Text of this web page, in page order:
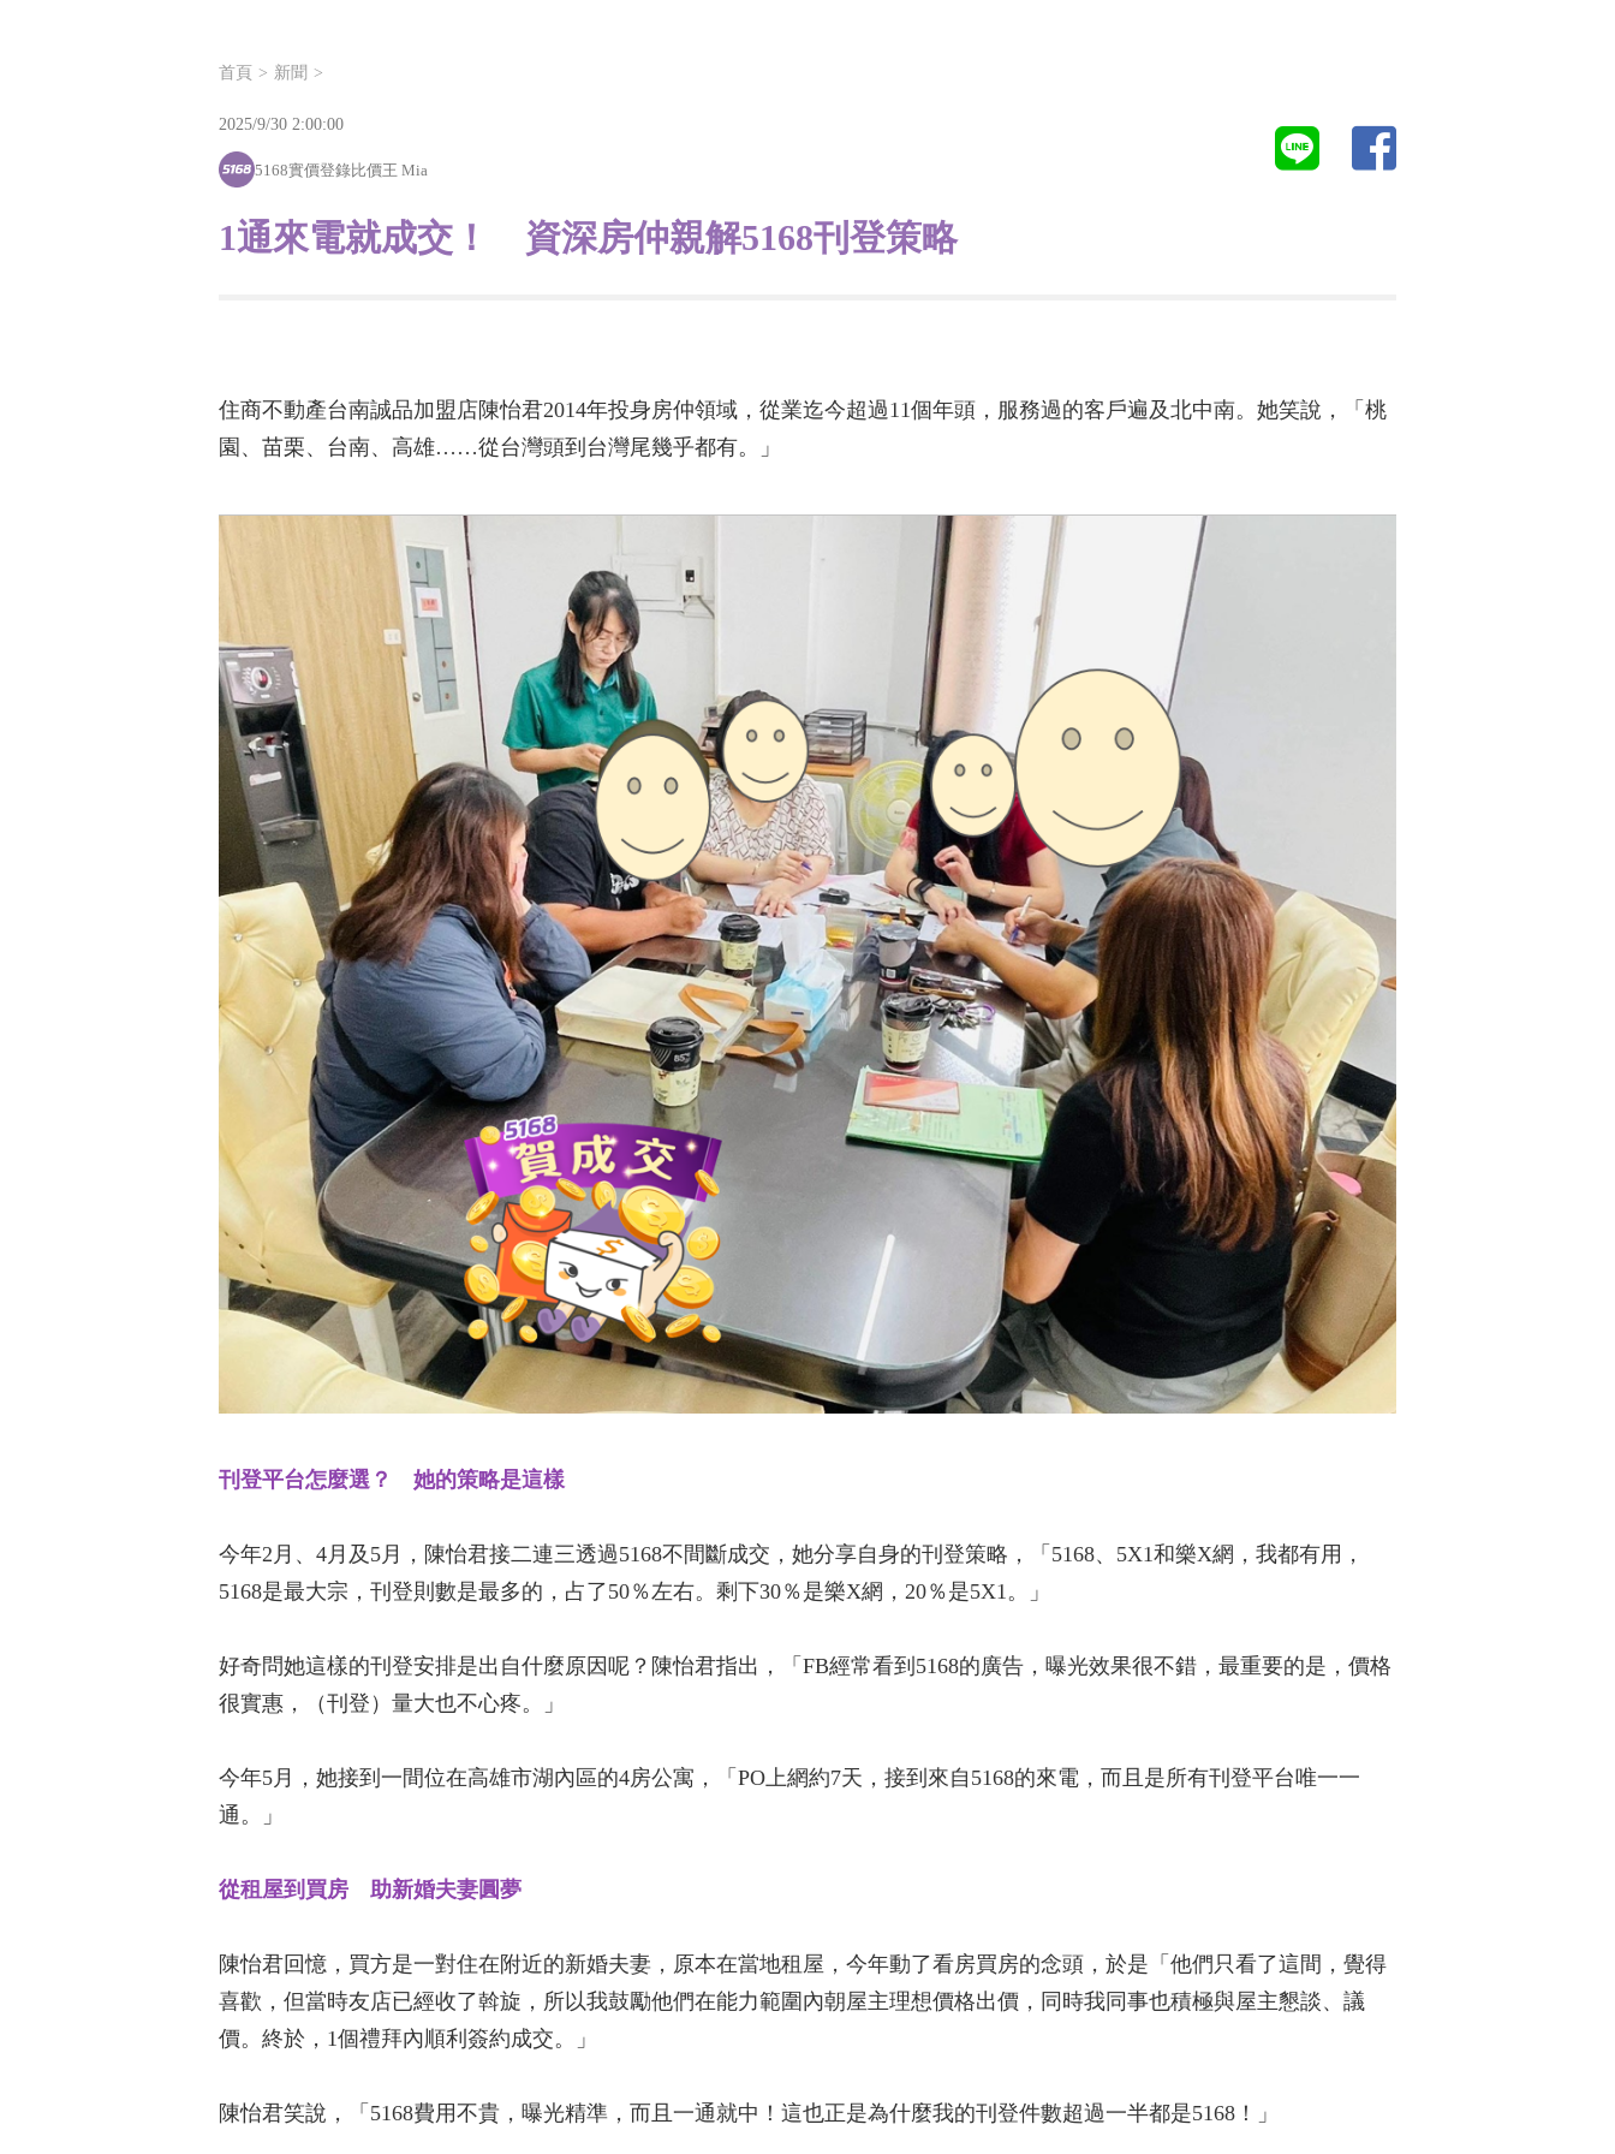
首頁 新聞
1通來電就成交！ 資深房仲親解5168刊登策略
2025/9/30 2:00:00
5168實價登錄比價王 Mia
住商不動產台南誠品加盟店陳怡君2014年投身房仲領域，從業迄今超過11個年頭，服務過的客戶遍及北中南。她笑說，「桃
園、苗栗、台南、高雄……從台灣頭到台灣尾幾乎都有。」
刊登平台怎麼選？ 她的策略是這樣
今年2月、4月及5月，陳怡君接二連三透過5168不間斷成交，她分享自身的刊登策略，「5168、5X1和樂X網，我都有用，
5168是最大宗，刊登則數是最多的，占了50％左右。剩下30％是樂X網，20％是5X1。」
好奇問她這樣的刊登安排是出自什麼原因呢？陳怡君指出，「FB經常看到5168的廣告，曝光效果很不錯，最重要的是，價格
很實惠，（刊登）量大也不心疼。」
今年5月，她接到一間位在高雄市湖內區的4房公寓，「PO上網約7天，接到來自5168的來電，而且是所有刊登平台唯一一
通。」
從租屋到買房 助新婚夫妻圓夢
陳怡君回憶，買方是一對住在附近的新婚夫妻，原本在當地租屋，今年動了看房買房的念頭，於是「他們只看了這間，覺得
喜歡，但當時友店已經收了斡旋，所以我鼓勵他們在能力範圍內朝屋主理想價格出價，同時我同事也積極與屋主懇談、議
價。終於，1個禮拜內順利簽約成交。」
陳怡君笑說，「5168費用不貴，曝光精準，而且一通就中！這也正是為什麼我的刊登件數超過一半都是5168！」